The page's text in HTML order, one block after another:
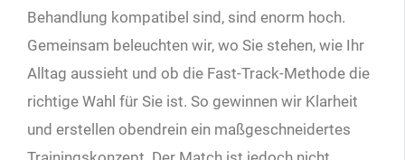
Behandlung kompatibel sind, sind enorm hoch.
Gemeinsam beleuchten wir, wo Sie stehen, wie Ihr
Alltag aussieht und ob die Fast-Track-Methode die
richtige Wahl für Sie ist. So gewinnen wir Klarheit
und erstellen obendrein ein maßgeschneidertes